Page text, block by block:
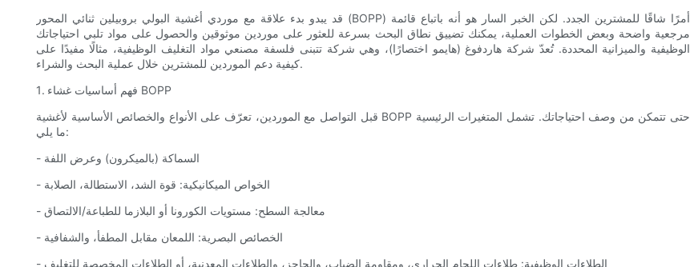
قد يبدو بدء علاقة مع موردي أغشية البولي بروبيلين ثنائي المحور (BOPP) أمرًا شاقًا للمشترين الجدد. لكن الخبر السار هو أنه باتباع قائمة
مرجعية واضحة وبعض الخطوات العملية، يمكنك تضييق نطاق البحث بسرعة للعثور على موردين موثوقين والحصول على مواد تلبي احتياجاتك
الوظيفية والميزانية المحددة. تُعدّ شركة هاردفوغ (هايمو اختصارًا)، وهي شركة تتبنى فلسفة مصنعي مواد التغليف الوظيفية، مثالًا مفيدًا على
كيفية دعم الموردين للمشترين خلال عملية البحث والشراء.
1. فهم أساسيات غشاء BOPP
قبل التواصل مع الموردين، تعرّف على الأنواع والخصائص الأساسية لأغشية BOPP حتى تتمكن من وصف احتياجاتك. تشمل المتغيرات الرئيسية
ما يلي:
- السماكة (بالميكرون) وعرض اللفة
- الخواص الميكانيكية: قوة الشد، الاستطالة، الصلابة
- معالجة السطح: مستويات الكورونا أو البلازما للطباعة/الالتصاق
- الخصائص البصرية: اللمعان مقابل المطفأ، والشفافية
- الطلاءات الوظيفية: طلاءات اللحام الحراري، ومقاومة الضباب، والحاجز، والطلاءات المعدنية، أو الطلاءات المخصصة للتغليف